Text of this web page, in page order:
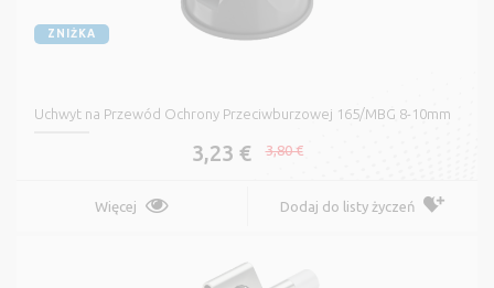
ZNIŻKA
Uchwyt na Przewód Ochrony Przeciwburzowej 165/MBG 8-10mm
3,23 € 3,80 €
Więcej Dodaj do listy życzeń